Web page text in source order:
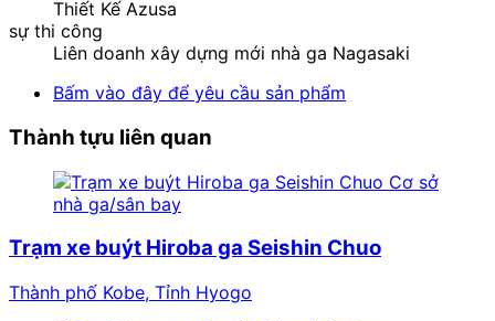
Thiết Kế Azusa
sự thi công
Liên doanh xây dựng mới nhà ga Nagasaki
Bấm vào đây để yêu cầu sản phẩm
Thành tựu liên quan
Cơ sở
nhà ga/sân bay
Trạm xe buýt Hiroba ga Seishin Chuo
Thành phố Kobe, Tỉnh Hyogo